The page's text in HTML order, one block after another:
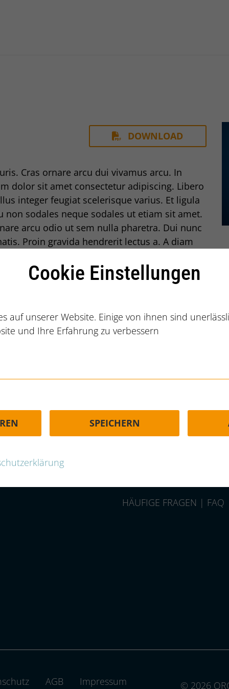
DOWNLOAD
Cras ornare arcu dui vivamus arcu. In
dolor sit amet consectetur adipiscing. Libero
integer feugiat scelerisque varius. Et ligula
sodales neque sodales ut etiam sit amet.
arcu odio ut sem nulla pharetra. Dui nunc
Proin gravida hendrerit lectus a. A diam
HÄUFIGE FRAGEN | FAQ
AGB Impressum © 2026
Cookie Einstellungen
auf unserer Website. Einige von ihnen sind
und Ihre Erfahrung zu verbessern
SPEICHERN